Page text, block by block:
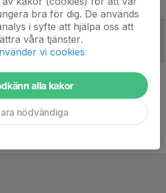
tränare
Inget skrivet
bra för dig. De används
i syfte att hjälpa oss att
våra tjänster.
vi cookies
alla kakor
nödvändiga